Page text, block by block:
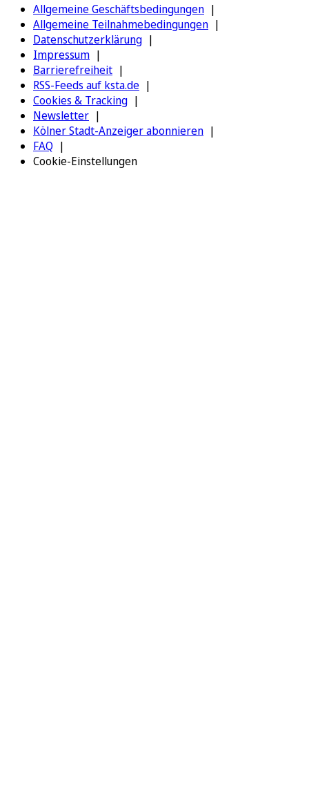
Allgemeine Geschäftsbedingungen
Allgemeine Teilnahmebedingungen
Datenschutzerklärung
Impressum
Barrierefreiheit
RSS-Feeds auf ksta.de
Cookies & Tracking
Newsletter
Kölner Stadt-Anzeiger abonnieren
FAQ
Cookie-Einstellungen